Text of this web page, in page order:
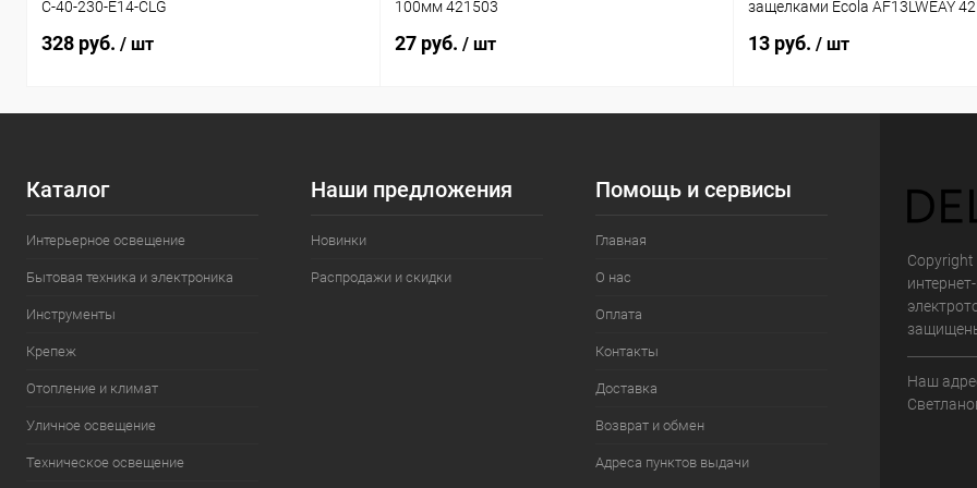
C-40-230-E14-CLG
328 руб. / шт
100мм 421503
27 руб. / шт
защелками Ecola AF13LWEAY
13 руб. / шт
Каталог
Интерьерное освещение
Бытовая техника и электроника
Инструменты
Крепеж
Отопление и климат
Уличное освещение
Техническое освещение
Наши предложения
Новинки
Распродажи и скидки
Помощь и сервисы
Главная
О нас
Оплата
Контакты
Доставка
Возврат и обмен
Адреса пунктов выдачи
Наш